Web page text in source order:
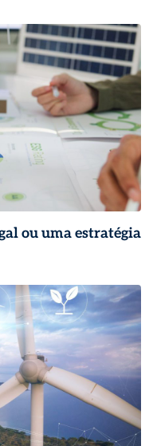
ou uma estratégia